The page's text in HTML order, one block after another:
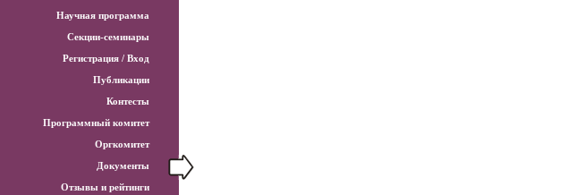
Научная программа
Секции-семинары
Регистрация / Вход
Публикации
Контесты
Программный комитет
Оргкомитет
Документы
Отзывы и рейтинги